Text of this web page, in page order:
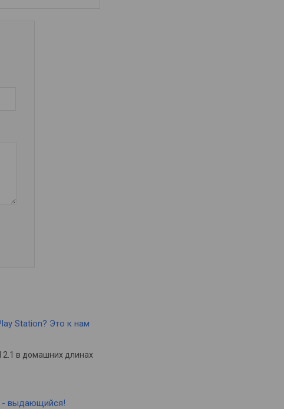
Station? Это к нам
2.1 в домашних длинах
- выдающийся!